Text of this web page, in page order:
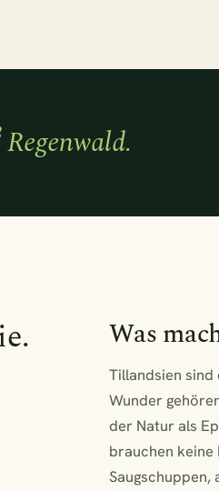
Regenwald.
Was
Tillandsien sind
Wunder
der Natur als
brauchen
Pilea Peperomioides + 2x
Fritz Luthi